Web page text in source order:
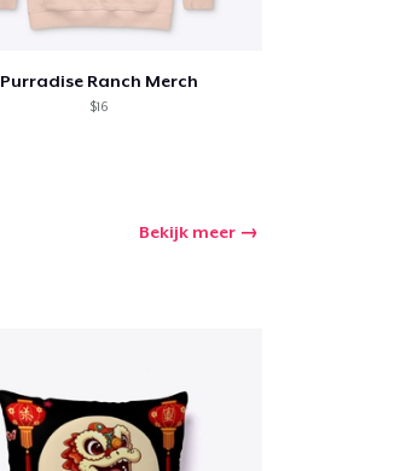
Purradise Ranch Merch
$16
Bekijk meer